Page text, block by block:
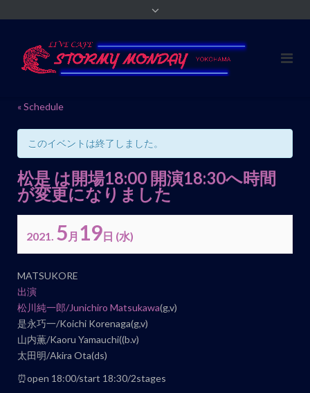
« Schedule
このイベントは終了しました。
松是 は開場18:00 開演18:30へ時間
が変更になりました
2021. 5 月 19日 (水)
イ
ベ
ン
ト
ナ
ビ
ゲ
MATSUKORE
出演
松川純一郎/Junichiro Matsukawa(g,v)
是永巧一/Koichi Korenaga(g,v)
山内薫/Kaoru Yamauchi((b.v)
太田明/Akira Ota(ds)
⏰open 18:00/start 18:30/2stages